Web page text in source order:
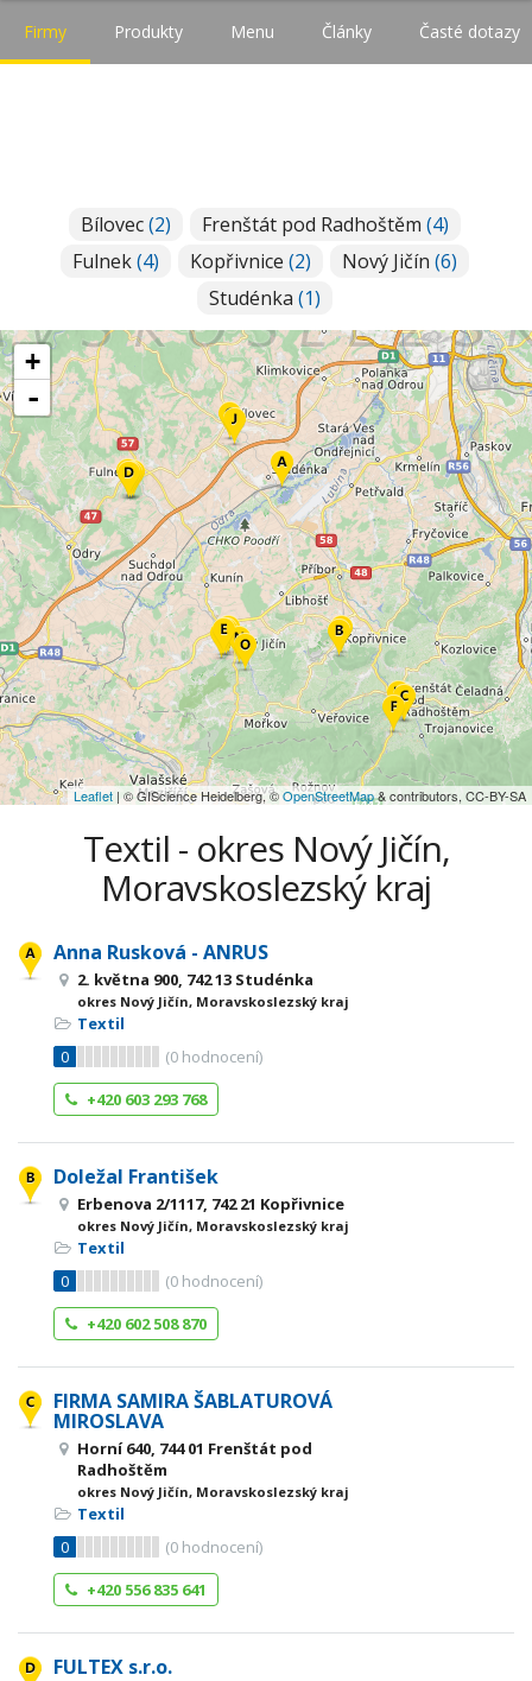
Firmy Produkty Menu Články Časté dotazy
Bílovec(2) Frenštát pod Radhoštěm (4)
Fulnek(4) Kopřivnice (2) Nový Jičín (6)
Studénka (1)
+
-
Leaflet | © GIScience Heidelberg, ©OpenStreetMap& contributors, CC-BY-SA
Textil - okres Nový Jičín,
Moravskoslezský kraj
Anna Rusková - ANRUS
2. května 900, 742 13 Studénka
okres Nový Jičín, Moravskoslezský kraj
Textil
0
(0 hodnocení)
+420 603 293 768
Doležal František
Erbenova 2/1117, 742 21 Kopřivnice
okres Nový Jičín, Moravskoslezský kraj
Textil
0
(0 hodnocení)
+420 602 508 870
FIRMA SAMIRA ŠABLATUROVÁ
MIROSLAVA
Horní 640, 744 01 Frenštát pod
Radhoštěm
okres Nový Jičín, Moravskoslezský kraj
Textil
0
(0 hodnocení)
+420 556 835 641
FULTEX s.r.o.